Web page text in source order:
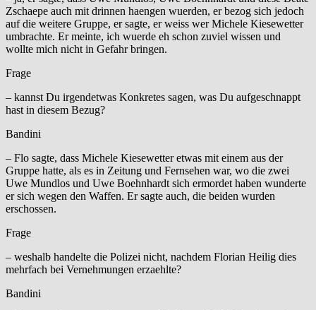
Zschaepe auch mit drinnen haengen wuerden, er bezog sich jedoch
auf die weitere Gruppe, er sagte, er weiss wer Michele Kiesewetter
umbrachte. Er meinte, ich wuerde eh schon zuviel wissen und
wollte mich nicht in Gefahr bringen.
Frage
– kannst Du irgendetwas Konkretes sagen, was Du aufgeschnappt
hast in diesem Bezug?
Bandini
– Flo sagte, dass Michele Kiesewetter etwas mit einem aus der
Gruppe hatte, als es in Zeitung und Fernsehen war, wo die zwei
Uwe Mundlos und Uwe Boehnhardt sich ermordet haben wunderte
er sich wegen den Waffen. Er sagte auch, die beiden wurden
erschossen.
Frage
– weshalb handelte die Polizei nicht, nachdem Florian Heilig dies
mehrfach bei Vernehmungen erzaehlte?
Bandini